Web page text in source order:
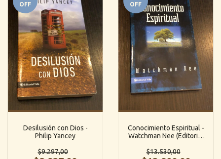
OFF
Desilusión con Dios -
Philip Yancey
$9.297,00
OFF
Conocimiento Espiritual -
Watchman Nee (Editorial
$13.530,00